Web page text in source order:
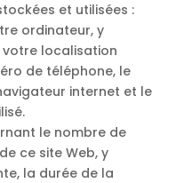
et utilisées :
ordinateur, y
votre localisation
de téléphone, le
internet et le
le nombre de
ce site Web, y
la durée de la